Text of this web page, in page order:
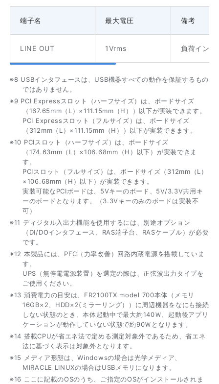
端子名 最大電圧 備考
LINE OUT 1Vrms 負荷イン
※8 USBインタフェースは、USB機器すべての動作を保証するもの
ではありません。
※9 PCI Expressスロット（ハーフサイズ）は、ボードサイズ
（167.65mm（L）×111.15mm（H））以下が実装できます。
PCI Expressスロット（フルサイズ）は、ボードサイズ
（312mm（L）×111.15mm（H））以下が実装できます。
※10 PCIスロット（ハーフサイズ）は、ボードサイズ
（174.63mm（L）×106.68mm（H）以下）が実装できま
す。
PCIスロット（フルサイズ）は、ボードサイズ（312mm（L）
×106.68mm（H）以下）が実装できます。
実装可能なPCIボードは、5Vキーのボード、5V/3.3V共用キ
ーのボードとなります。（3.3Vキーのみのボードは実装不
可）
※11 ディジタル入出力機能を使用するには、別途オプション
（DI/DOインタフェース、RAS端子台、RASケーブル）が必要
です。
※12 本製品には、PFC（力率改善）回路内蔵電源を搭載していま
す。
UPS（無停電電源装置）を選定の際は、正弦波出力タイプを
ご使用ください。
※13 消費電力の目安は、FR2100TX model 700本体（メモリ
16GB×2、HDD×2(ミラーリング））に周辺機器をなにも接続
しない状態のとき、本体起動中で最大約140Ｗ、起動後アプリ
ケーションが動作していない状態で約90Ｗとなります。
※14 搭載CPUが省エネ法で定める測定対象外であるため、省エネ
法に基づく表示は対象外となります。
※15 メディア形態は、Windowsの場合は光学メディア、
MIRACLE LINUXの場合はUSBメモリになります。
※16 ここに記載のOSのうち、ご指定のOSがインストールされま